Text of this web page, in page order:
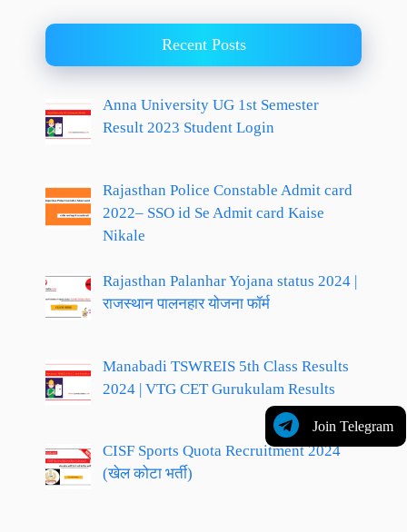
Join Telegram
Recent Posts
Anna University UG 1st Semester
Result 2023 Student Login
Rajasthan Police Constable Admit card
2022– SSO id Se Admit card Kaise
Nikale
Rajasthan Palanhar Yojana status 2024 |
राजस्थान पालनहार योजना फॉर्म
Manabadi TSWREIS 5th Class Results
2024 | VTG CET Gurukulam Results
CISF Sports Quota Recruitment 2024
(खेल कोटा भर्ती)